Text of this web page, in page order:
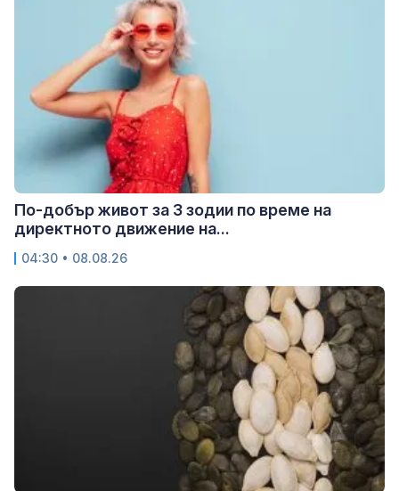
По-добър живот за 3 зодии по време на
директното движение на...
04:30 • 08.08.26